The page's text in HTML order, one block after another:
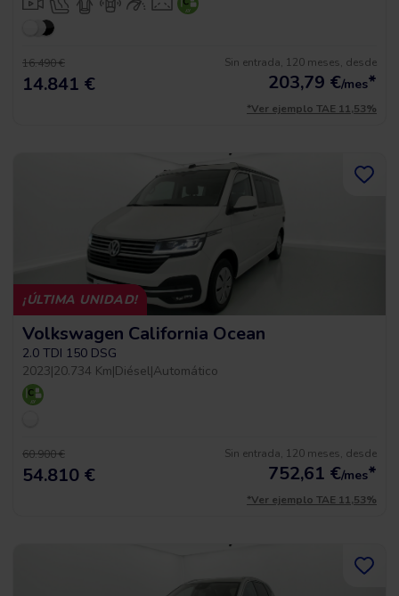
16.490 €
14.841 €
Sin entrada, 120 meses, desde
203,79 €/mes*
*Ver ejemplo TAE 11,53%
¡ÚLTIMA UNIDAD!
Volkswagen California Ocean
2.0 TDI 150 DSG
2023|20.734 Km|Diésel|Automático
60.900 €
54.810 €
Sin entrada, 120 meses, desde
752,61 €/mes*
*Ver ejemplo TAE 11,53%